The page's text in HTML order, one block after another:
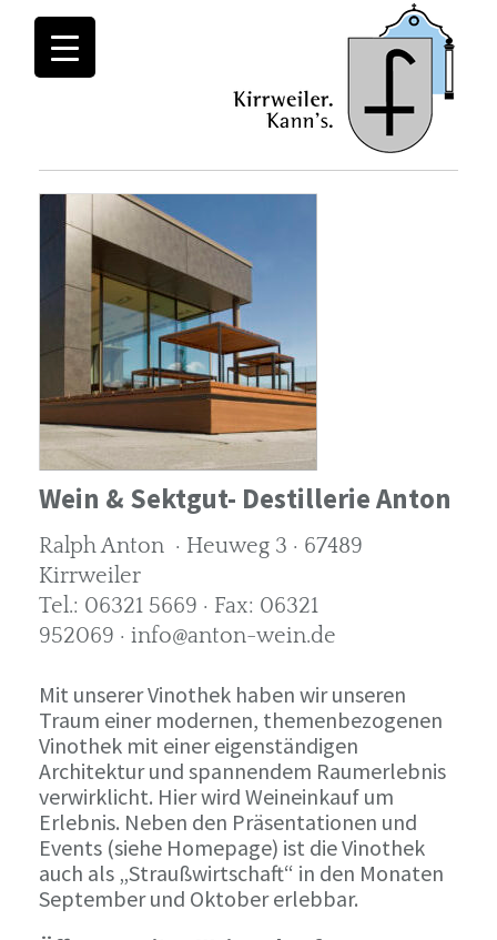
Wein & Sektgut- Destillerie Anton
Ralph Anton · Heuweg 3 · 67489
Kirrweiler
Tel.: 06321 5669 · Fax: 06321
952069 · info@anton-wein.de
Mit unserer Vinothek haben wir unseren
Traum einer modernen, themenbezogenen
Vinothek mit einer eigenständigen
Architektur und spannendem Raumerlebnis
verwirklicht. Hier wird Weineinkauf um
Erlebnis. Neben den Präsentationen und
Events (siehe Homepage) ist die Vinothek
auch als „Straußwirtschaft“ in den Monaten
September und Oktober erlebbar.